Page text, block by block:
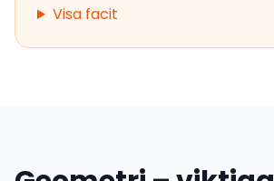
Visa facit